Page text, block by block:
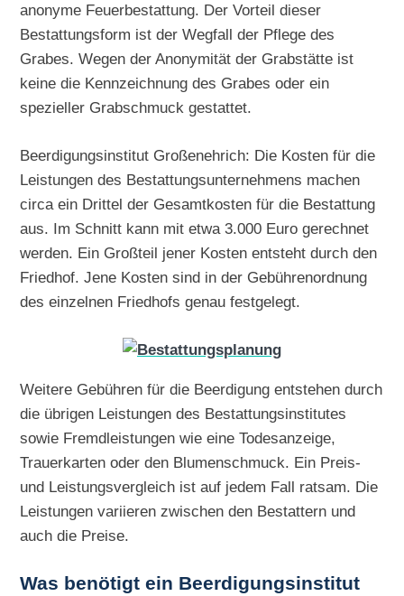
anonyme Feuerbestattung. Der Vorteil dieser
Bestattungsform ist der Wegfall der Pflege des
Grabes. Wegen der Anonymität der Grabstätte ist
keine die Kennzeichnung des Grabes oder ein
spezieller Grabschmuck gestattet.
Beerdigungsinstitut Großenehrich: Die Kosten für die
Leistungen des Bestattungsunternehmens machen
circa ein Drittel der Gesamtkosten für die Bestattung
aus. Im Schnitt kann mit etwa 3.000 Euro gerechnet
werden. Ein Großteil jener Kosten entsteht durch den
Friedhof. Jene Kosten sind in der Gebührenordnung
des einzelnen Friedhofs genau festgelegt.
Weitere Gebühren für die Beerdigung entstehen durch
die übrigen Leistungen des Bestattungsinstitutes
sowie Fremdleistungen wie eine Todesanzeige,
Trauerkarten oder den Blumenschmuck. Ein Preis-
und Leistungsvergleich ist auf jedem Fall ratsam. Die
Leistungen variieren zwischen den Bestattern und
auch die Preise.
Was benötigt ein Beerdigungsinstitut